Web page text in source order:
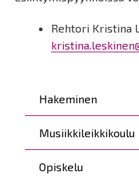
Päävalikko
Hakeminen
Musiikkileikkikoulu
Opiskelu
Rehtori Kristina